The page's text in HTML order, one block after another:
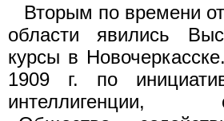
Вторым по времени
области явились
курсы в
1909 г. по
интеллигенции,